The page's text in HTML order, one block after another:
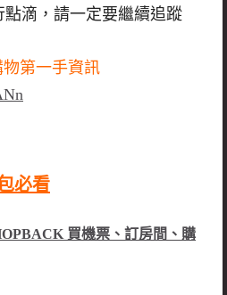
滴，請一定要繼續追蹤
第一手資訊
必看
買機票、訂房間、購